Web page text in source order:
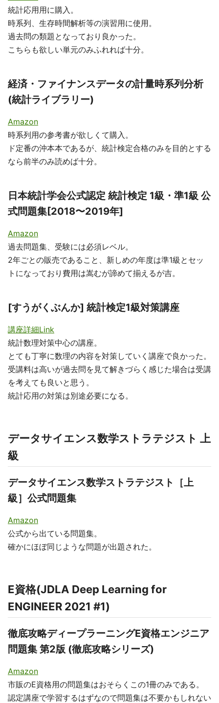
統計応用用に購入。
時系列、生存時間解析等の演習用に使用。
過去問の類題となっており良かった。
こちらも欲しい単元のみふれれば十分。
経済・ファイナンスデータの計量時系列分析
(統計ライブラリー)
Amazon
時系列用の参考書が欲しくて購入。
ド定番の沖本本であるが、統計検定合格のみを目的とする
なら前半のみ読めば十分。
日本統計学会公式認定 統計検定 1級・準1級 公
式問題集[2018〜2019年]
Amazon
過去問題集、受験には必須レベル。
2年ごとの販売であること、新しめの年度は準1級とセッ
トになっており費用は嵩むが諦めて揃えるが吉。
[すうがくぶんか] 統計検定1級対策講座
講座詳細Link
統計数理対策中心の講座。
とても丁寧に数理の内容を対策していく講座で良かった。
受講料は高いが過去問を見て解きづらく感じた場合は受講
を考えても良いと思う。
統計応用の対策は別途必要になる。
データサイエンス数学ストラテジスト 上
級
データサイエンス数学ストラテジスト［上
級］公式問題集
Amazon
公式から出ている問題集。
確かにほぼ同じような問題が出題された。
E資格(JDLA Deep Learning for
ENGINEER 2021 #1)
徹底攻略ディープラーニングE資格エンジニア
問題集 第2版 (徹底攻略シリーズ)
Amazon
市販のE資格用の問題集はおそらくこの1冊のみである。
認定講座で学習するはずなので問題集は不要かもしれない